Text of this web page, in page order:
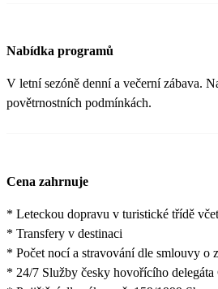
Nabídka programů
V letní sezóně denní a večerní zábava.
povětrnostních podmínkách.
Cena zahrnuje
* Leteckou dopravu v turistické třídě
* Transfery v destinaci
* Počet nocí a stravování dle smlouvy o
* 24/7 Služby česky hovořícího delegáta